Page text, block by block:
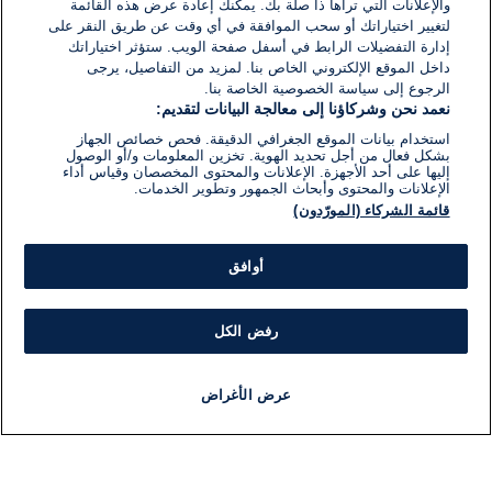
والإعلانات التي تراها ذا صلة بك. يمكنك إعادة عرض هذه القائمة
لتغيير اختياراتك أو سحب الموافقة في أي وقت عن طريق النقر على
إدارة التفضيلات الرابط في أسفل صفحة الويب. ستؤثر اختياراتك
داخل الموقع الإلكتروني الخاص بنا. لمزيد من التفاصيل، يرجى
الرجوع إلى سياسة الخصوصية الخاصة بنا.
نعمد نحن وشركاؤنا إلى معالجة البيانات لتقديم:
استخدام بيانات الموقع الجغرافي الدقيقة. فحص خصائص الجهاز
بشكل فعال من أجل تحديد الهوية. تخزين المعلومات و/أو الوصول
إليها على أحد الأجهزة. الإعلانات والمحتوى المخصصان وقياس أداء
الإعلانات والمحتوى وأبحاث الجمهور وتطوير الخدمات.
قائمة الشركاء (المورّدون)
أوافق
رفض الكل
عرض الأغراض